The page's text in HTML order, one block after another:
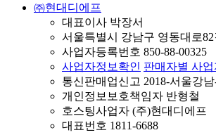
㈜현대디에프
대표이사 박장서
서울특별시 강남구 영동대로82
사업자등록번호 850-88-00325
사업자정보확인 판매자별 사업
통신판매업신고 2018-서울강남
개인정보보호책임자 반형철
호스팅사업자 (주)현대디에프
대표번호 1811-6688